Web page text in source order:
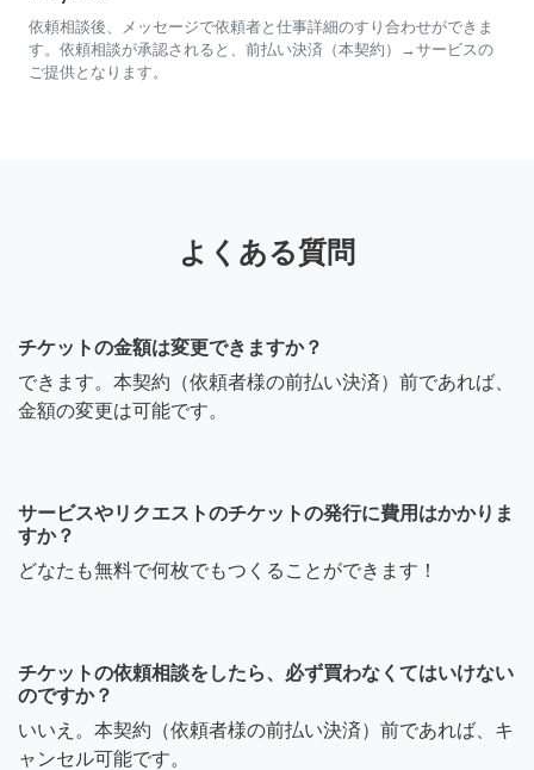
依頼相談後、メッセージで依頼者と仕事詳細のすり合わせができま
す。依頼相談が承認されると、前払い決済（本契約）→サービスの
ご提供となります。
よくある質問
チケットの金額は変更できますか？
できます。本契約（依頼者様の前払い決済）前であれば、
金額の変更は可能です。
サービスやリクエストのチケットの発行に費用はかかりま
すか？
どなたも無料で何枚でもつくることができます！
チケットの依頼相談をしたら、必ず買わなくてはいけない
のですか？
いいえ。本契約（依頼者様の前払い決済）前であれば、キ
ャンセル可能です。